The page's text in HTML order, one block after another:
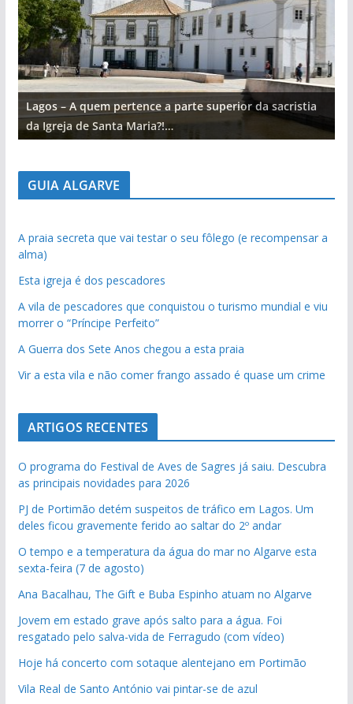
Lagos – A quem pertence a parte superior da sacristia
da Igreja de Santa Maria?!…
GUIA ALGARVE
A praia secreta que vai testar o seu fôlego (e recompensar a
alma)
Esta igreja é dos pescadores
A vila de pescadores que conquistou o turismo mundial e viu
morrer o “Príncipe Perfeito”
A Guerra dos Sete Anos chegou a esta praia
Vir a esta vila e não comer frango assado é quase um crime
ARTIGOS RECENTES
O programa do Festival de Aves de Sagres já saiu. Descubra
as principais novidades para 2026
PJ de Portimão detém suspeitos de tráfico em Lagos. Um
deles ficou gravemente ferido ao saltar do 2º andar
O tempo e a temperatura da água do mar no Algarve esta
sexta-feira (7 de agosto)
Ana Bacalhau, The Gift e Buba Espinho atuam no Algarve
Jovem em estado grave após salto para a água. Foi
resgatado pelo salva-vida de Ferragudo (com vídeo)
Hoje há concerto com sotaque alentejano em Portimão
Vila Real de Santo António vai pintar-se de azul